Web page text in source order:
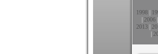
1998
2006
2013